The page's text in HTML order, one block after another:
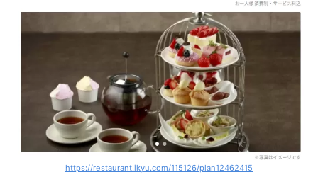
https://restaurant.ikyu.com/115126/plan12462415